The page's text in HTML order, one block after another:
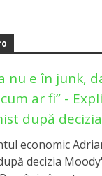
nu e în junk,
ar fi” -
după
economic
decizia